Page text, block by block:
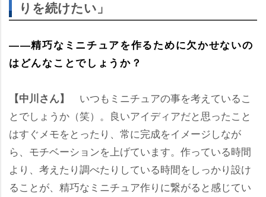
りを続けたい」
――精巧なミニチュアを作るために欠かせないの
はどんなことでしょうか？
【中川さん】
いつもミニチュアの事を考えているこ
とでしょうか（笑）。良いアイディアだと思ったこと
はすぐメモをとったり、常に完成をイメージしなが
ら、モチベーションを上げています。作っている時間
より、考えたり調べたりしている時間をしっかり設け
ることが、精巧なミニチュア作りに繋がると感じてい